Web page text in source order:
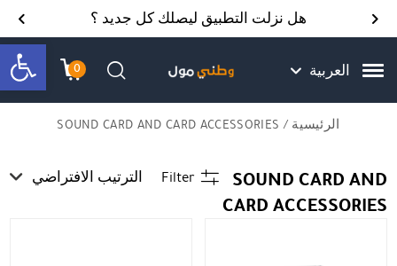
Skip to Content
Contact Us هل نزلت التطبيق ليصلك كل جديد ؟
العربية 0
עגלתחיפוש
الرئيسية / SOUND CARD AND CARD ACCESSORIES
SOUND CARD AND
CARD ACCESSORIES
Filter الترتيب الافتراضي
Back top top